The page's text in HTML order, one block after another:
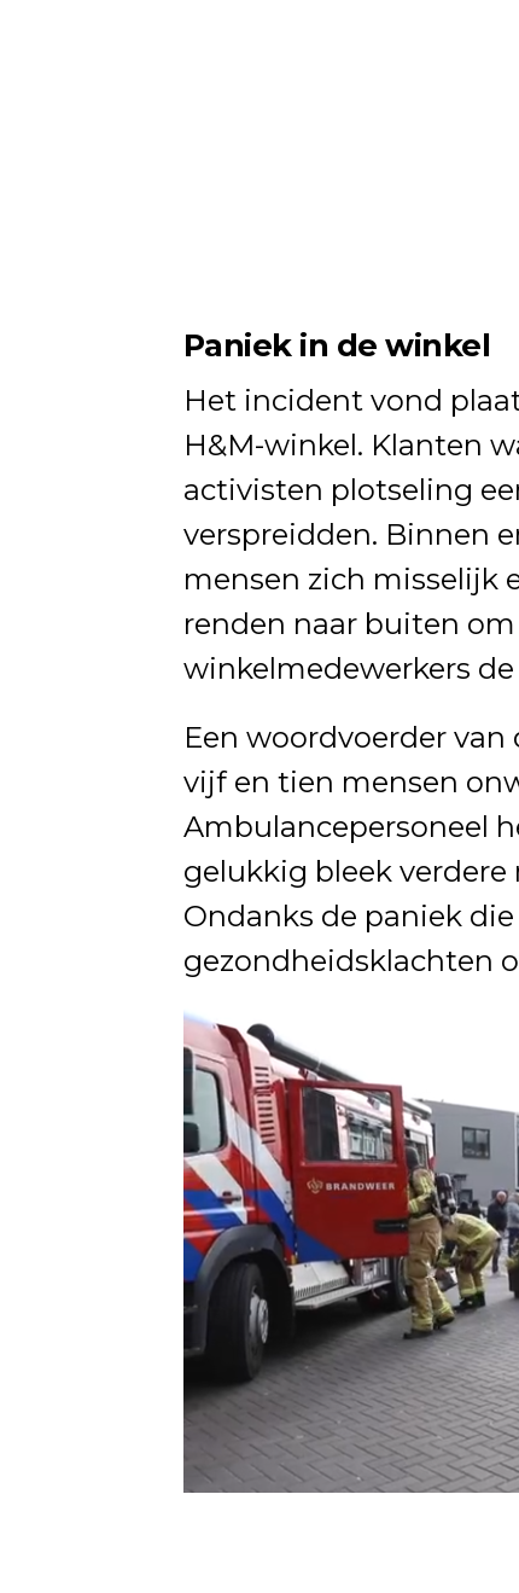
Paniek in de winkel
Het incident vond
H&M-winkel. Klanten
activisten plotseling
verspreidden. Binnen
mensen zich misselijk
renden naar buiten
winkelmedewerkers
Een woordvoerder
vijf en tien mensen
Ambulancepersoneel
gelukkig bleek
Ondanks de paniek
gezondheidsklachten